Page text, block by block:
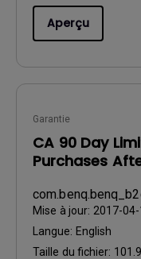
Aperçu
Garantie
CA 90 Day
Purchases
Mise à jour: 2017-04-
Langue: English
Taille du fichier: